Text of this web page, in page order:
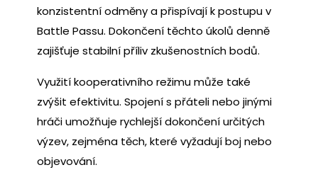
konzistentní odměny a přispívají k postupu v
Battle Passu. Dokončení těchto úkolů denně
zajišťuje stabilní příliv zkušenostních bodů.
Využití kooperativního režimu může také
zvýšit efektivitu. Spojení s přáteli nebo jinými
hráči umožňuje rychlejší dokončení určitých
výzev, zejména těch, které vyžadují boj nebo
objevování.